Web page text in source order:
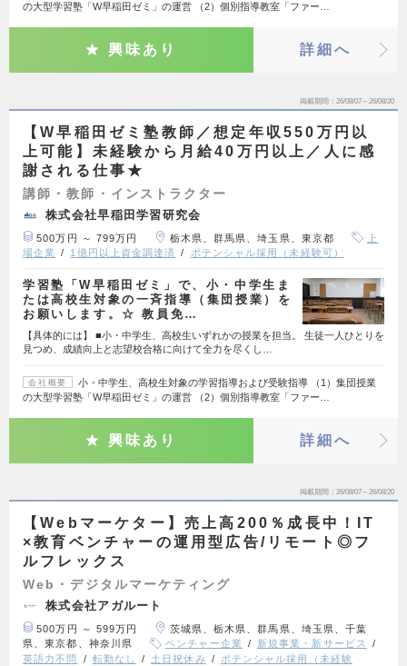
の大型学習塾「W早稲田ゼミ」の運営 （2）個別指導教室「ファー…
興味あり 詳細へ
掲載期間 26/08/07～26/08/20
【W早稲田ゼミ塾教師／想定年収550万円以
上可能】未経験から月給40万円以上／人に感
謝される仕事★
講師・教師・インストラクター
株式会社早稲田学習研究会
500万円 ～ 799万円 栃木県、群馬県、埼玉県、東京都
上
場企業
1億円以上資金調達済 ポテンシャル採用（未経験可）
学習塾「W早稲田ゼミ」で、小・中学生ま
たは高校生対象の一斉指導（集団授業）を
お願いします。☆ 教員免…
【具体的には】 ■小・中学生、高校生いずれかの授業を担当。 生徒一人ひとりを
見つめ、成績向上と志望校合格に向けて全力を尽くし…
会社概要
小・中学生、高校生対象の学習指導および受験指導 （1）集団授業
の大型学習塾「W早稲田ゼミ」の運営 （2）個別指導教室「ファー…
興味あり 詳細へ
掲載期間 26/08/07～26/08/20
【Webマーケター】売上高200％成長中！IT
×教育ベンチャーの運用型広告/リモート◎フ
ルフレックス
Web・デジタルマーケティング
株式会社アガルート
500万円 ～ 599万円
茨城県、栃木県、群馬県、埼玉県、千葉
県、東京都、神奈川県
ベンチャー企業
新規事業・新サービス
英語力不問
転勤なし 土日祝休み
ポテンシャル採用（未経験